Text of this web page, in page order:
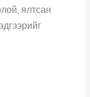
ялтсан